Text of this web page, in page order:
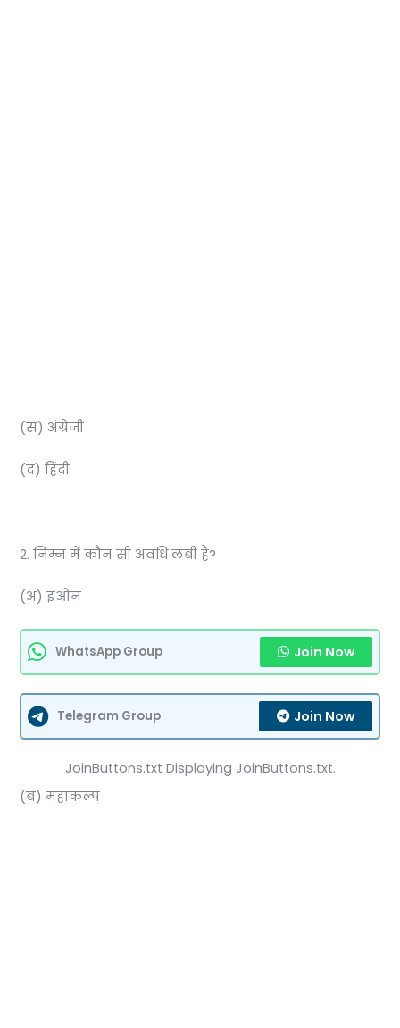
(स) अंग्रेजी
(द) हिंदी
2. निम्न में कौन सी अवधि लंबी है?
(अ) इओन
WhatsApp Group Join Now
Telegram Group Join Now
JoinButtons.txt Displaying JoinButtons.txt.
(ब) महाकल्प